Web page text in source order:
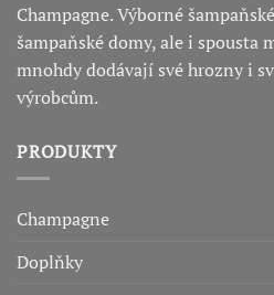
Champagne. Výborné
šampaňské domy, ale i spousta
mnohdy dodávají své hrozny i
výrobcům.
PRODUKTY
Champagne
Doplňky